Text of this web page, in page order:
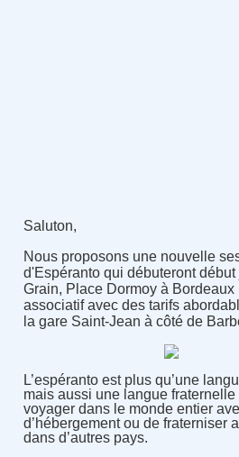
Saluton,
Nous proposons une nouvelle
d'Espéranto qui débuteront
Grain, Place Dormoy à Bordeaux
associatif avec des tarifs
la gare Saint-Jean à côté de
L’espéranto est plus qu’une
mais aussi une langue
voyager dans le monde entier
d’hébergement ou de fraterniser
dans d’autres pays.